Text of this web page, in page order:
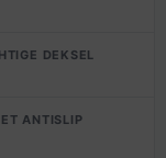
DEKSEL
ANTISLIP